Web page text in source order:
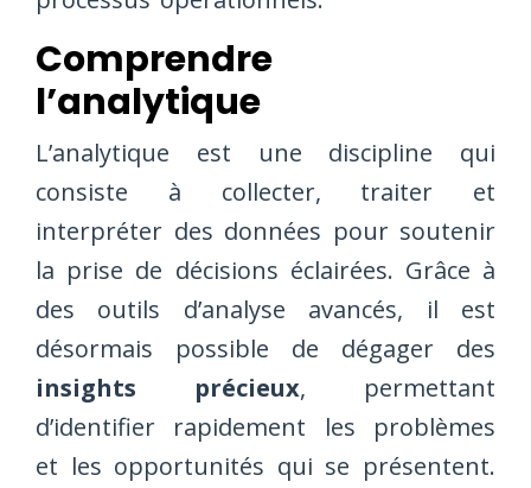
Comprendre
l’analytique
L’analytique est une discipline qui
consiste à collecter, traiter et
interpréter des données pour soutenir
la prise de décisions éclairées. Grâce à
des outils d’analyse avancés, il est
désormais possible de dégager des
insights précieux, permettant
d’identifier rapidement les problèmes
et les opportunités qui se présentent.